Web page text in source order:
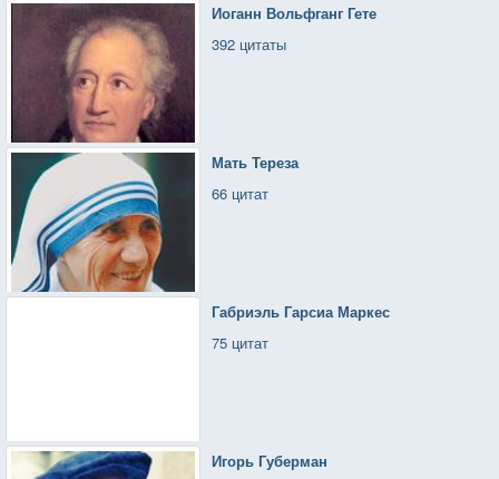
Иоганн Вольфганг Гете
392 цитаты
Мать Тереза
66 цитат
Габриэль Гарсиа Маркес
75 цитат
Игорь Губерман